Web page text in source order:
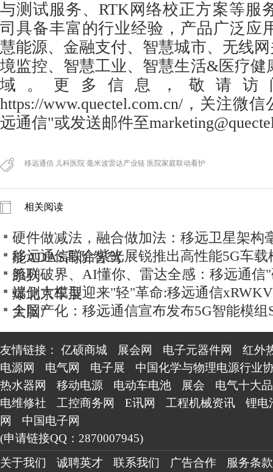
与测试服务、RTK网络校正方案等服
司具备丰富的行业经验，产品广泛应
慧能源、金融支付、智慧城市、无线
境监控、智慧工业、智慧生活&医疗健
域。更多信息，敬请访
https://www.quectel.com.cn/ ，关注微
远通信"或发送邮件至
移远通信 儿科医院 毫米波雷达产业链 医院家庭联动看护
相关阅读
硬件做减法，融合做加法：移远卫星架构
能ADAS高阶智驾
移远通信联合紫光展锐推出高性能5G车载
系列
舱联破界、AI懂你、雷达全感：移远通信
爆北京车展
端侧大模型迎来"轻"革命:移远通信
大脑"
全国产化：移远通信宣布发布5G智能模组
友情链接： 亿硕商城 展会网 电子元器件网
红外
电源网
电气网 电子展
中国化学与物理电源行业
热水器网
移动电源 电动车电池 展会
电气十大
电维修社
工控商务网 E讯网 工程机械资讯
锂电
网
中国电子网
(申请链接QQ：2870007945)
关于我们
诚聘英才 联系我们 广告合作
服务条款